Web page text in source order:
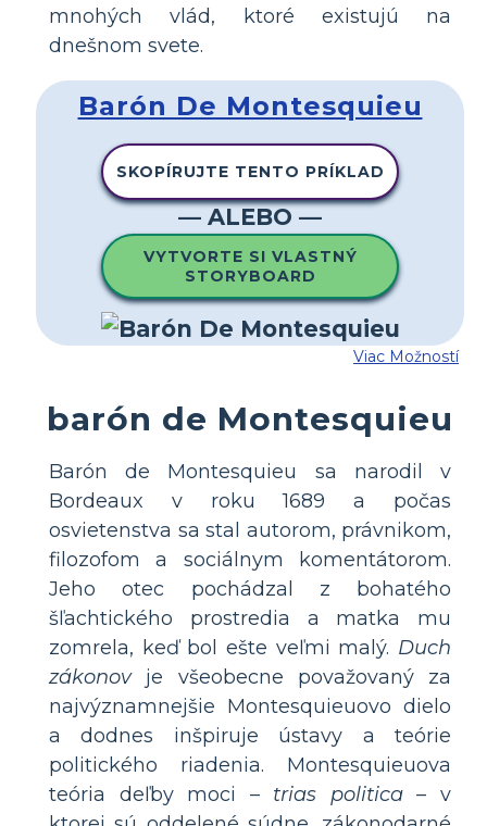
mnohých vlád, ktoré existujú na
dnešnom svete.
Barón De Montesquieu
SKOPÍRUJTE TENTO PRÍKLAD
— ALEBO —
VYTVORTE SI VLASTNÝ
STORYBOARD
Viac Možností
barón de Montesquieu
Barón de Montesquieu sa narodil v
Bordeaux v roku 1689 a počas
osvietenstva sa stal autorom, právnikom,
filozofom a sociálnym komentátorom.
Jeho otec pochádzal z bohatého
šľachtického prostredia a matka mu
zomrela, keď bol ešte veľmi malý. Duch
zákonovje všeobecne považovaný za
najvýznamnejšie Montesquieuovo dielo
a dodnes inšpiruje ústavy a teórie
politického riadenia. Montesquieuova
teória deľby moci – trias politica– v